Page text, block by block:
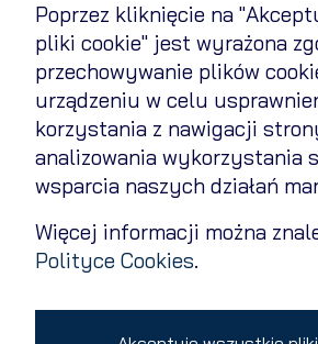
Poprzez kliknięcie na
pliki cookie" jest wyrażona
przechowywanie plików
urządzeniu w celu
korzystania z nawigacji
analizowania wykorzystania
wsparcia naszych działań
Więcej informacji można
Polityce Cookies.
Analityka
Marketing
Zapisz wybrane i
Akceptuję wszystkie pliki
Regulamin
Polityka cookies
Polityka
Kontakt
Zmień ustawienia
Copyright 2026 © All rights